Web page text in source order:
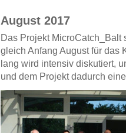
August 2017
Das Projekt MicroCatch_Balt
gleich Anfang August für das
lang wird intensiv diskutiert,
und dem Projekt dadurch